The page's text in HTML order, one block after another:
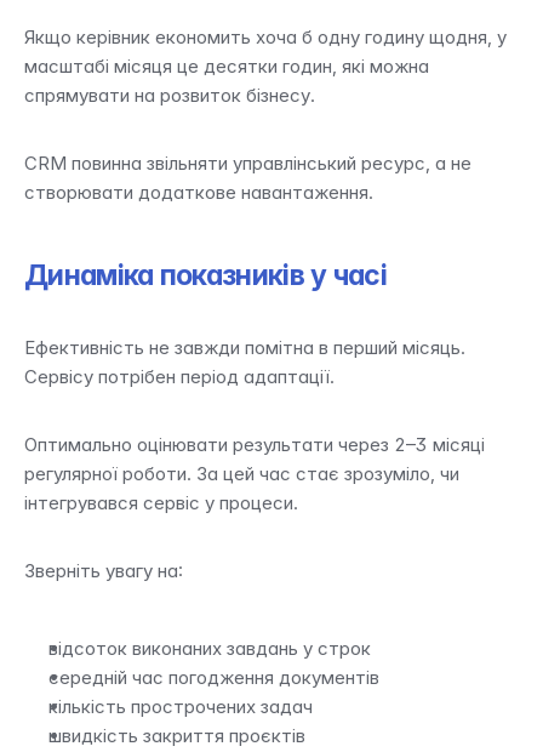
Якщо керівник економить хоча б одну годину щодня, у
масштабі місяця це десятки годин, які можна
спрямувати на розвиток бізнесу.
CRM повинна звільняти управлінський ресурс, а не
створювати додаткове навантаження.
Динаміка показників у часі
Ефективність не завжди помітна в перший місяць.
Сервісу потрібен період адаптації.
Оптимально оцінювати результати через 2–3 місяці
регулярної роботи. За цей час стає зрозуміло, чи
інтегрувався сервіс у процеси.
Зверніть увагу на:
відсоток виконаних завдань у строк
середній час погодження документів
кількість прострочених задач
швидкість закриття проєктів